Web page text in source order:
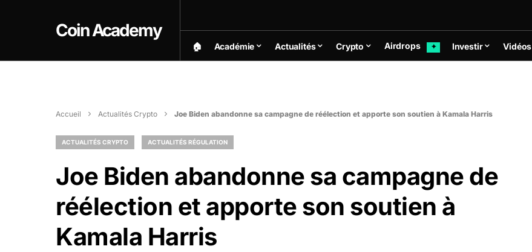
Coin Academy
🏠︎ Académie Actualités Crypto Airdrops ✦ Investir Vidéos
Accueil Actualités Crypto Joe Biden abandonne sa campagne de réélection et apporte son soutien à Kamala Harris
ACTUALITÉS CRYPTO ACTUALITÉS RÉGULATION
Joe Biden abandonne sa campagne de
réélection et apporte son soutien à
Kamala Harris